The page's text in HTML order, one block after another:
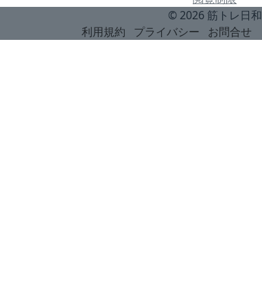
© 2026 筋トレ日和
利用規約
プライバシー お問合せ